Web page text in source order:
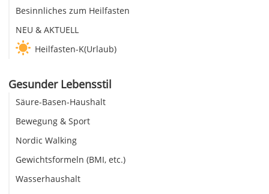
Besinnliches zum Heilfasten
NEU & AKTUELL
Heilfasten-K(Urlaub)
Gesunder Lebensstil
Säure-Basen-Haushalt
Bewegung & Sport
Nordic Walking
Gewichtsformeln (BMI, etc.)
Wasserhaushalt